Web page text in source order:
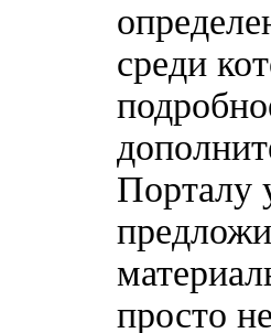
среди
Порталу
просто